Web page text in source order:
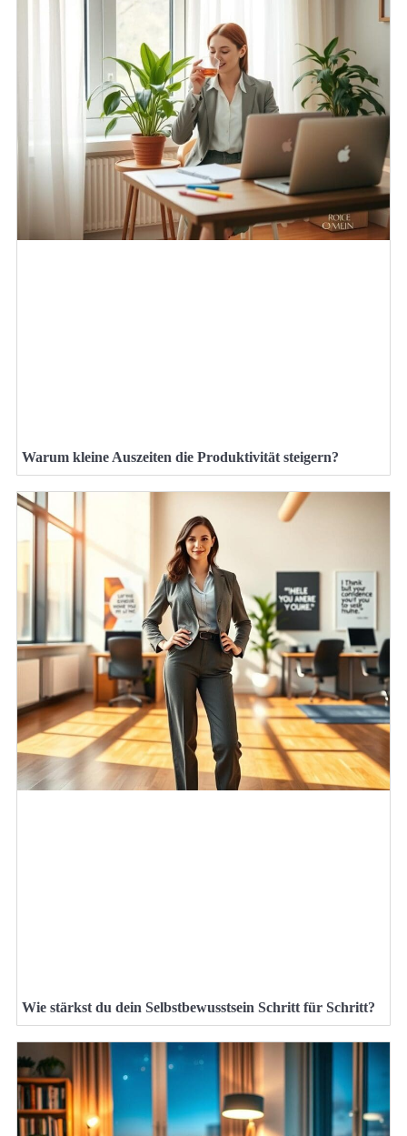
Warum kleine Auszeiten die Produktivität steigern?
Wie stärkst du dein Selbstbewusstsein Schritt für Schritt?